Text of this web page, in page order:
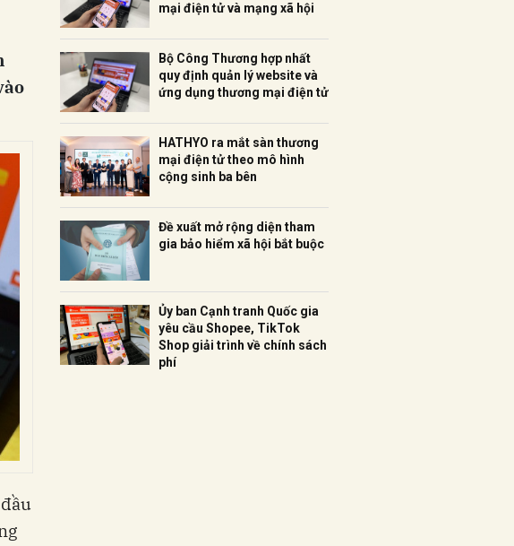
mại điện tử và mạng xã hội
Bộ Công Thương hợp nhất
quy định quản lý website và
ứng dụng thương mại điện tử
HATHYO ra mắt sàn thương
mại điện tử theo mô hình
cộng sinh ba bên
Đề xuất mở rộng diện tham
gia bảo hiểm xã hội bắt buộc
Ủy ban Cạnh tranh Quốc gia
yêu cầu Shopee, TikTok
Shop giải trình về chính sách
phí
Gửi